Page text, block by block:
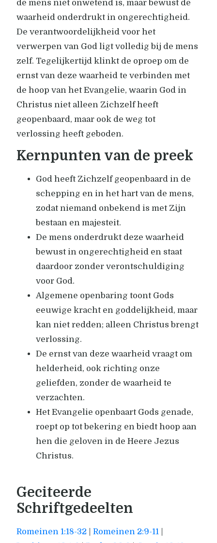
de mens niet onwetend is, maar bewust de
waarheid onderdrukt in ongerechtigheid.
De verantwoordelijkheid voor het
verwerpen van God ligt volledig bij de mens
zelf. Tegelijkertijd klinkt de oproep om de
ernst van deze waarheid te verbinden met
de hoop van het Evangelie, waarin God in
Christus niet alleen Zichzelf heeft
geopenbaard, maar ook de weg tot
verlossing heeft geboden.
Kernpunten van de preek
God heeft Zichzelf geopenbaard in de
schepping en in het hart van de mens,
zodat niemand onbekend is met Zijn
bestaan en majesteit.
De mens onderdrukt deze waarheid
bewust in ongerechtigheid en staat
daardoor zonder verontschuldiging
voor God.
Algemene openbaring toont Gods
eeuwige kracht en goddelijkheid, maar
kan niet redden; alleen Christus brengt
verlossing.
De ernst van deze waarheid vraagt om
helderheid, ook richting onze
geliefden, zonder de waarheid te
verzachten.
Het Evangelie openbaart Gods genade,
roept op tot bekering en biedt hoop aan
hen die geloven in de Heere Jezus
Christus.
Geciteerde
Schriftgedeelten
Romeinen 1:18-32 Romeinen 2:9-11|